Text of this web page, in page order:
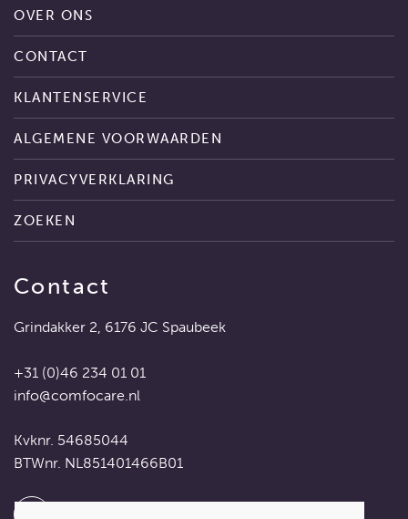
OVER ONS
CONTACT
KLANTENSERVICE
ALGEMENE VOORWAARDEN
PRIVACYVERKLARING
ZOEKEN
Contact
Grindakker 2, 6176 JC Spaubeek
+31 (0)46 234 01 01
info@comfocare.nl
Kvknr. 54685044
BTWnr. NL851401466B01